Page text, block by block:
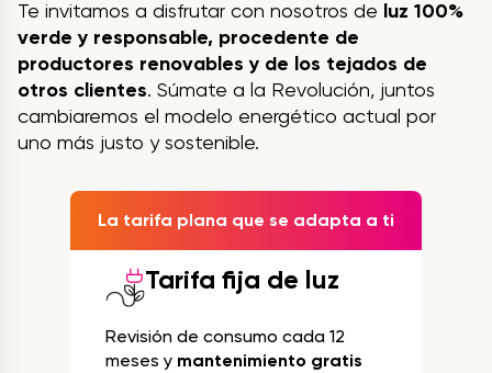
Te invitamos a disfrutar con nosotros de luz 100%
verde y responsable, procedente de
productores renovables y de los tejados de
otros clientes. Súmate a la Revolución, juntos
cambiaremos el modelo energético actual por
uno más justo y sostenible.
La tarifa plana que se adapta a ti
Tarifa fija de luz
Revisión de consumo cada 12
meses y mantenimiento gratis